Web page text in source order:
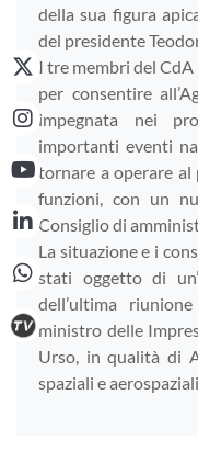
della sua figura
del presidente
I tre membri del
per consentire
impegnata nei
importanti eventi
tornare a operare
funzioni, con un
Consiglio di
La situazione e i
stati oggetto di
dell’ultima
ministro delle
Urso, in qualità di
spaziali e